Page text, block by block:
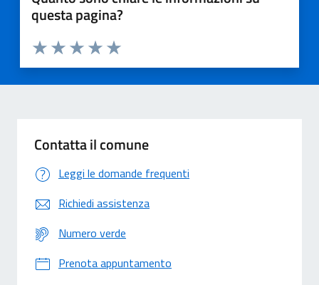
questa pagina?
Valuta 5 stelle su 5
Valuta 4 stelle su 5
Valuta 3 stelle su 5
Valuta 2 stelle su 5
Valuta 1 stelle su 5
Contatta il comune
Leggi le domande frequenti
Richiedi assistenza
Numero verde
Prenota appuntamento